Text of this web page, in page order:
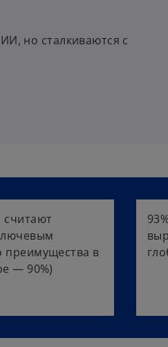
но сталкиваются с
считают
преимущества в
— 90%)